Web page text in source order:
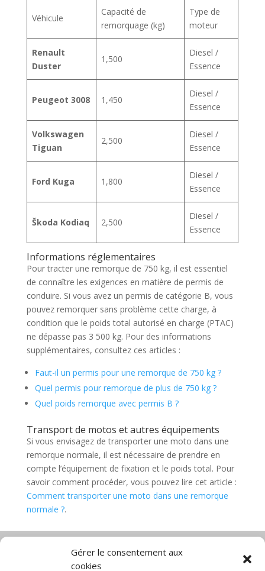
Gérer le consentement aux
cookies
Véhicule
Capacité de
remorquage (kg)
Type de
moteur
Renault
Duster
1,500
Diesel /
Essence
Peugeot 3008 1,450
Diesel /
Essence
Volkswagen
Tiguan
2,500
Diesel /
Essence
Ford Kuga 1,800
Diesel /
Essence
Škoda Kodiaq 2,500
Diesel /
Essence
Informations réglementaires
Pour tracter une remorque de 750 kg, il est essentiel
de connaître les exigences en matière de permis de
conduire. Si vous avez un permis de catégorie B, vous
pouvez remorquer sans problème cette charge, à
condition que le poids total autorisé en charge (PTAC)
ne dépasse pas 3 500 kg. Pour des informations
supplémentaires, consultez ces articles :
Faut-il un permis pour une remorque de 750 kg ?
Quel permis pour remorque de plus de 750 kg ?
Quel poids remorque avec permis B ?
Transport de motos et autres équipements
Si vous envisagez de transporter une moto dans une
remorque normale, il est nécessaire de prendre en
compte l’équipement de fixation et le poids total. Pour
savoir comment procéder, vous pouvez lire cet article :
Comment transporter une moto dans une remorque
normale ?.